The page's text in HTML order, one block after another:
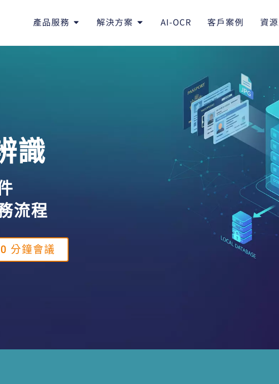
產品服務 解決方案 AI-OCR 客戶案例 資
識
流程
分鐘會議